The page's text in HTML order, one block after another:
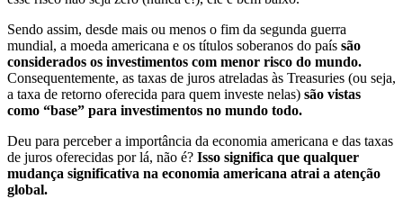
Sendo assim, desde mais ou menos o fim da segunda guerra
mundial, a moeda americana e os títulos soberanos do país são
considerados os investimentos com menor risco do mundo.
Consequentemente, as taxas de juros atreladas às Treasuries (ou seja,
a taxa de retorno oferecida para quem investe nelas) são vistas
como “base” para investimentos no mundo todo.
Deu para perceber a importância da economia americana e das taxas
de juros oferecidas por lá, não é? Isso significa que qualquer
mudança significativa na economia americana atrai a atenção
global.